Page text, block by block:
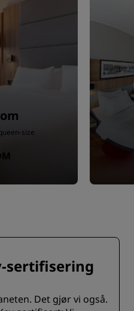
size
sertifisering
Det gjør vi også.